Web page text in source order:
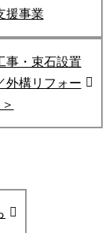
援事業
事・束石設置
外構リフォー